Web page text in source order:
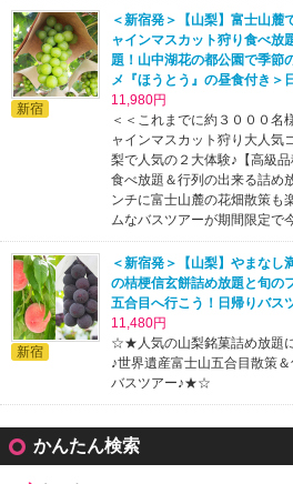
新宿
＜新宿発＞【山梨】富士山麓
ャインマスカット狩り食べ放
題！山中湖花の都公園で季節
メ『ほうとう』の昼食付き＞
11,980円
＜＜これまでに約３０００名
ャインマスカット狩り大人
梨で人気の２大体験♪【高級
食べ放題＆行列の出来る詰め
ンチに富士山麓の花畑散策も
ムなバスツアーが期間限定
新宿
＜新宿発＞【山梨】やまなし
の桔梗信玄餅詰め放題と旬の
五合目へ行こう！日帰りバス
11,480円
☆★人気の山梨銘菓詰め放題
♪世界遺産富士山五合目散策
バスツアー♪★☆
かんたん検索